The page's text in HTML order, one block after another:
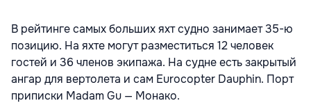
В рейтинге самых больших яхт судно занимает 35-ю
позицию. На яхте могут разместиться 12 человек
гостей и 36 членов экипажа. На судне есть закрытый
ангар для вертолета и сам Eurocopter Dauphin. Порт
приписки Madam Gu — Монако.